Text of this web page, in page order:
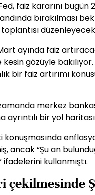
faiz kararını bugün
bırakılması
toplantısı
ayında faiz
gözüyle
bir faiz artırımı
zamanda merkez
ayrıntılı bir yol
konuşmasında
ancak “Şu an
kullanmıştı.
çekilmesinde